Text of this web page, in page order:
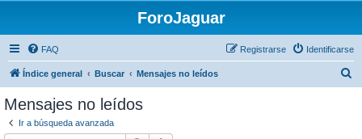
ForoJaguar
FAQ Identificarse
Registrarse
Índice general Buscar Mensajes no leídos
Mensajes no leídos
Ir a búsqueda avanzada